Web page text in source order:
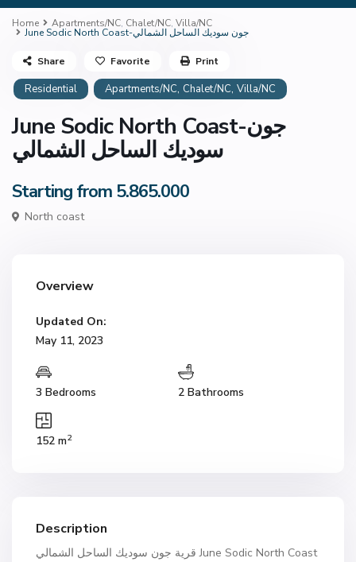
Home Apartments/NC, Chalet/NC,Villa/NC
Residential Apartments/NC, Chalet/NC,Villa/NC
June Sodic North Coast-جون
سوديك الساحل الشمالي
Starting from 5.865.000
North coast
Share Favorite Print
Overview
Updated On:
May 11, 2023
3 Bedrooms 2 Bathrooms
152 m2
Description
قرية جون سوديك الساحل الشمالي June Sodic North Coast